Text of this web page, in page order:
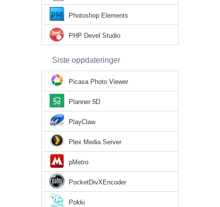
Photoshop Elements
PHP Devel Studio
Siste oppdateringer
Picasa Photo Viewer
Planner 5D
PlayClaw
Plex Media Server
pMetro
PocketDivXEncoder
Pokki